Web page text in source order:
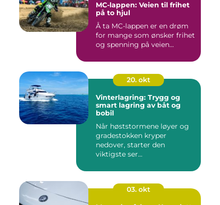
MC-lappen: Veien til frihet
på to hjul
Å ta MC-lappen er en drøm
for mange som ønsker frihet
og spenning på veien...
20. okt
Vinterlagring: Trygg og
smart lagring av båt og
bobil
Når høststormene løyer og
gradestokken kryper
nedover, starter den
viktigste ser...
03. okt